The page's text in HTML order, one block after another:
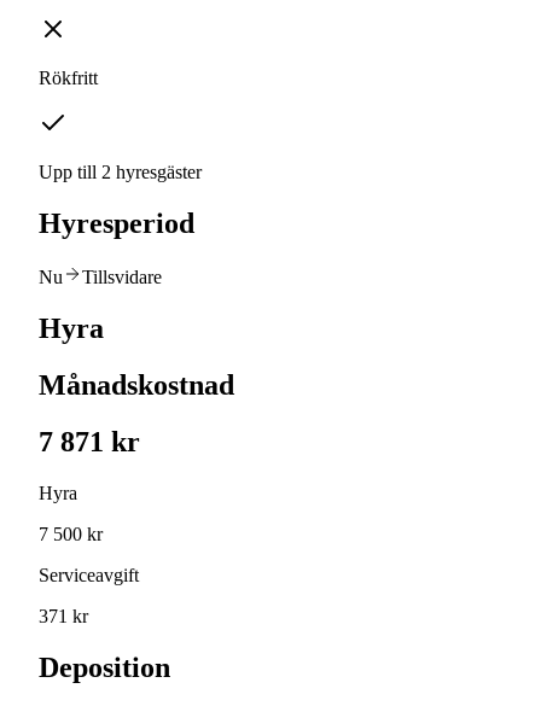
Rökfritt
Upp till 2 hyresgäster
Hyresperiod
Nu Tillsvidare
Hyra
Månadskostnad
7 871 kr
Hyra
7 500 kr
Serviceavgift
371 kr
Deposition